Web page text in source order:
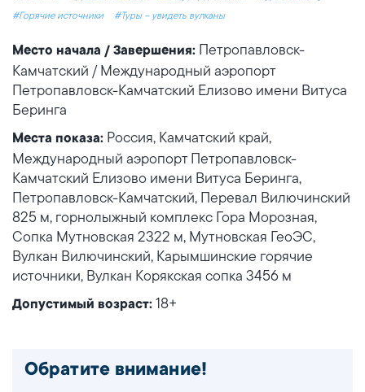
#Горячие источники
#Туры – увидеть вулканы
Место начала / Завершения: Петропавловск-
Камчатский / Международный аэропорт
Петропавловск-Камчатский Елизово имени Витуса
Беринга
Места показа: Россия, Камчатский край,
Международный аэропорт Петропавловск-
Камчатский Елизово имени Витуса Беринга,
Петропавловск-Камчатский, Перевал Вилючинский
825 м, горнолыжный комплекс Гора Морозная,
Сопка Мутновская 2322 м, Мутновская ГеоЭС,
Вулкан Вилючинский, Карымшинские горячие
источники, Вулкан Корякская сопка 3456 м
Допустимый возраст: 18+
Обратите внимание!